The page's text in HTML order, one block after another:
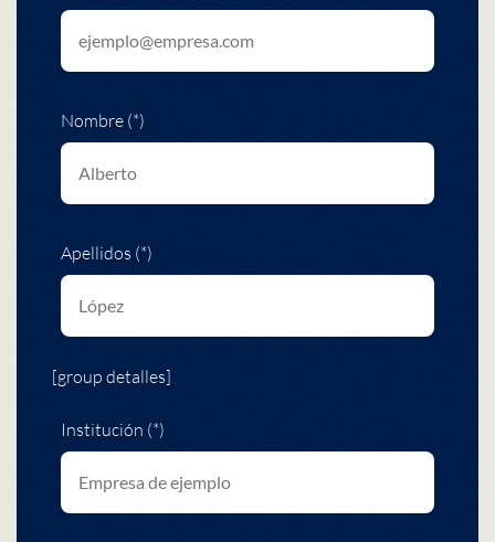
Nombre (*)
Apellidos (*)
[group detalles]
Institución (*)